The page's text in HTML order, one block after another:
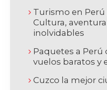
Turismo en Perú
Cultura,
inolvidables
Paquetes a Perú
vuelos baratos y
Cuzco la mejor